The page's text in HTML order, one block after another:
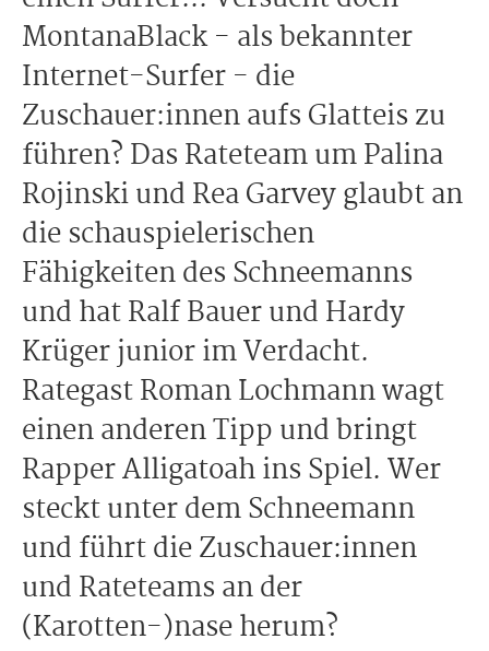
MontanaBlack - als bekannter
Internet-Surfer - die
Zuschauer:innen aufs Glatteis zu
führen? Das Rateteam um Palina
Rojinski und Rea Garvey glaubt an
die schauspielerischen
Fähigkeiten des Schneemanns
und hat Ralf Bauer und Hardy
Krüger junior im Verdacht.
Rategast Roman Lochmann wagt
einen anderen Tipp und bringt
Rapper Alligatoah ins Spiel. Wer
steckt unter dem Schneemann
und führt die Zuschauer:innen
und Rateteams an der
(Karotten-)nase herum?